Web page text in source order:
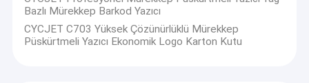
Bazlı Mürekkep Barkod Yazıcı
CYCJET C703 Yüksek Çözünürlüklü Mürekkep
Püskürtmeli Yazıcı Ekonomik Logo Karton Kutu